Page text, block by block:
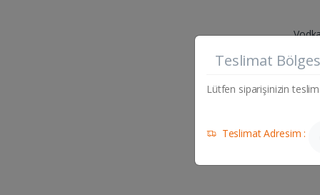
Teslimat
Lütfen siparişinizin
Teslimat Adresim :